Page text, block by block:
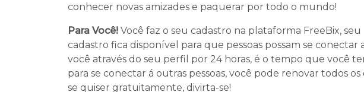
conhecer novas amizades e paquerar por todo o mundo!
Para Você! Você faz o seu cadastro na plataforma FreeBix, seu
cadastro fica disponível para que pessoas possam se conectar
você através do seu perfil por 24 horas, é o tempo que você
para se conectar á outras pessoas, você pode renovar todos os
se quiser gratuitamente, divirta-se!